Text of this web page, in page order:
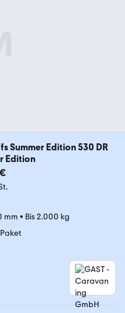
Summer Edition 530 DR
Edition
mm • Bis 2.000 kg